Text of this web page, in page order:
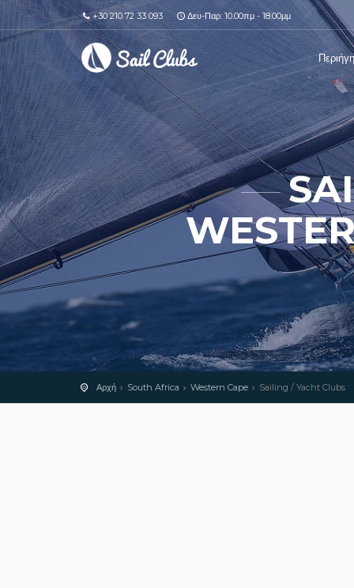
+30 210 72 33 093 Δευ-Παρ: 10.00πμ - 18.00μμ
Αρχή South Africa Western Cape Sailing / Yacht Clubs